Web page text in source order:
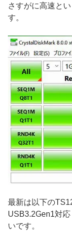
さすがに高速と
す。
最新は以下の
USB3.2Gen1対
いです。